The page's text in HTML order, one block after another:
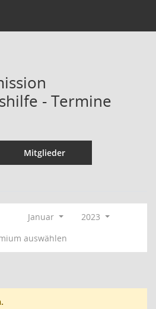
- Termine
Mitglieder
Januar
2023
auswählen